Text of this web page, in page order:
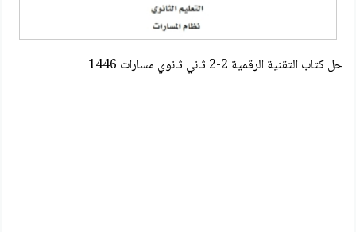
حل كتاب التقنية الرقمية 2-2 ثاني ثانوي مسارات 1446